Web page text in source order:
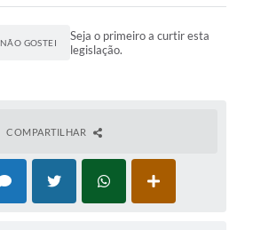
NÃO GOSTEI
Seja o primeiro a curtir esta
legislação.
COMPARTILHAR